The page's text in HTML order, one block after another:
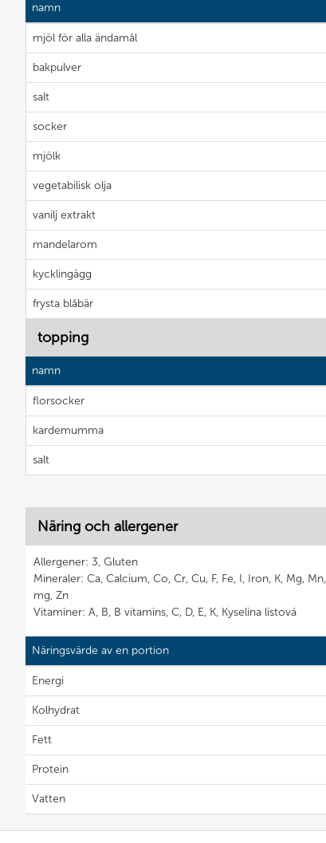
namn
mjöl för alla ändamål
bakpulver
salt
socker
mjölk
vegetabilisk olja
vanilj extrakt
mandelarom
kycklingägg
frysta blåbär
topping
namn
florsocker
kardemumma
salt
Näring och allergener
Allergener: 3, Gluten
Mineraler: Ca, Calcium, Co, Cr, Cu, F, Fe, I, Iron, K, Mg,
mg, Zn
Vitaminer: A, B, B vitamins, C, D, E, K, Kyselina listová
Näringsvärde av en portion
Energi
Kolhydrat
Fett
Protein
Vatten